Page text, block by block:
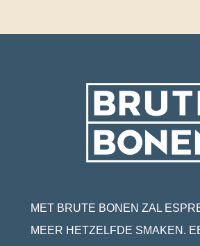
MET BRUTE BONEN ZAL
MEER HETZELFDE SMAKEN.